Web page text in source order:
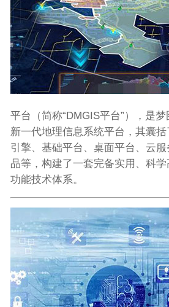
平台（简称“DMGIS平台”），是
新一代地理信息系统平台，其囊
引擎、基础平台、桌面平台、云
品等，构建了一套完备实用、科
功能技术体系。